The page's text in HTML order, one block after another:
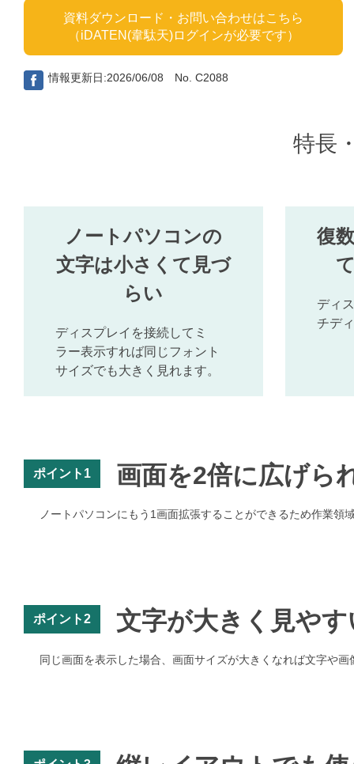
資料ダウンロード・お問い合わせはこちら
（iDATEN(韋駄天)ログインが必要です）
情報更新日:2026/06/08 No. C2088
特長
ノートパソコンの
文字は小さくて見づ
らい
ディスプレイを接続してミ
ラー表示すれば同じフォント
サイズでも大きく見れます。
復
ディ
チデ
ポイント1 画面を2倍に広げら
ノートパソコンにもう1画面拡張することができるため作業
ポイント2 文字が大きく見やす
同じ画面を表示した場合、画面サイズが大きくなれば文字や